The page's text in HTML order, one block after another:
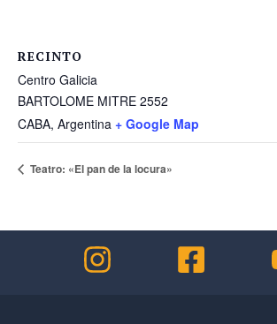
RECINTO
Centro Galicia
BARTOLOME MITRE 2552
CABA, Argentina + Google Map
Teatro: «El pan de la locura»